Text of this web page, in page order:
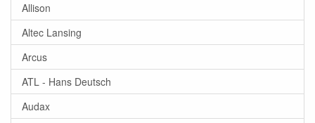
Allison
Altec Lansing
Arcus
ATL - Hans Deutsch
Audax